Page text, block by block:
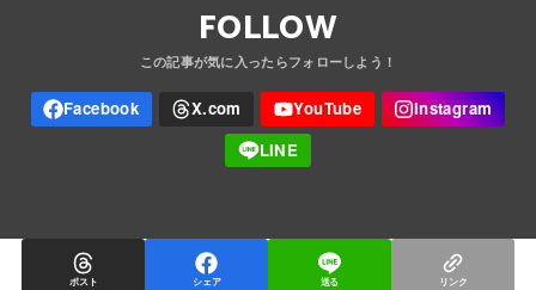
FOLLOW
ポスト シェア 送る リンク